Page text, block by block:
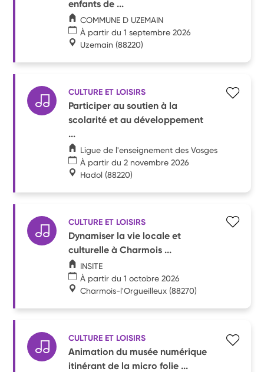
enfants de ...
COMMUNE D UZEMAIN
À partir du 1 septembre 2026
Uzemain (88220)
CULTURE ET LOISIRS
Participer au soutien à la
scolarité et au développement
...
Ligue de l'enseignement des Vosges
À partir du 2 novembre 2026
Hadol (88220)
CULTURE ET LOISIRS
Dynamiser la vie locale et
culturelle à Charmois ...
INSITE
À partir du 1 octobre 2026
Charmois-l'Orgueilleux (88270)
CULTURE ET LOISIRS
Animation du musée numérique
itinérant de la micro folie ...